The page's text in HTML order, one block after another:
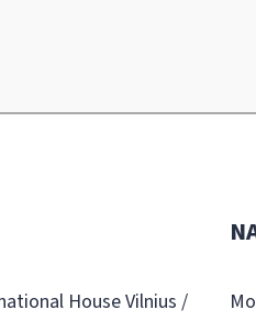
House Vilnius /